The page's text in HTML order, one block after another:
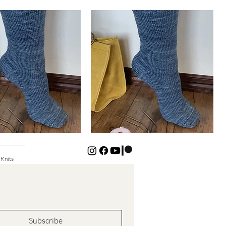
rápida Visualização rápida
Basic
Down
Kids
Socks
Subscribe